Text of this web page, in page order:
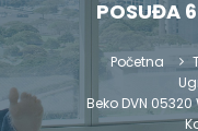
POSUĐA
Početna
Beko DVN